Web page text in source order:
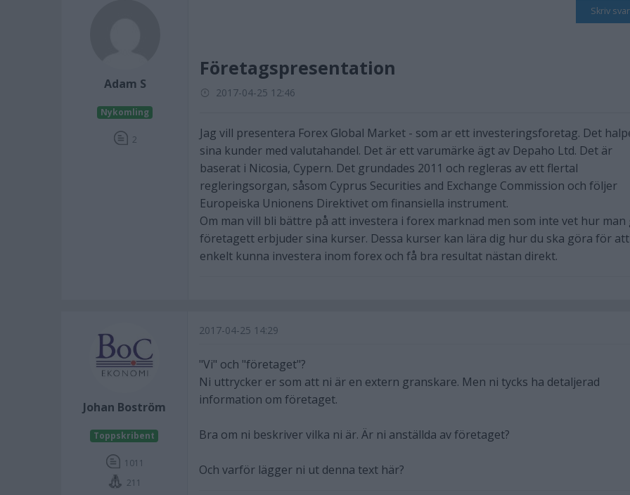
Adam S
Nykomling
2
Skriv svar
Företagspresentation
2017-04-25 12:46
Jag vill presentera Forex Global Market - som ar ett investeringsforetag. Det
sina kunder med valutahandel. Det är ett varumärke ägt av Depaho Ltd. Det är
baserat i Nicosia, Cypern. Det grundades 2011 och regleras av ett flertal
regleringsorgan, såsom Cyprus Securities and Exchange Commission och följer
Europeiska Unionens Direktivet om finansiella instrument.
Om man vill bli bättre på att investera i forex marknad men som inte vet hur man
företagett erbjuder sina kurser. Dessa kurser kan lära dig hur du ska göra för att
enkelt kunna investera inom forex och få bra resultat nästan direkt.
Johan Boström
Toppskribent
1011
211
2017-04-25 14:29
"Vi" och "företaget"?
Ni uttrycker er som att ni är en extern granskare. Men ni tycks ha detaljerad
information om företaget.
Bra om ni beskriver vilka ni är. Är ni anställda av företaget?
Och varför lägger ni ut denna text här?